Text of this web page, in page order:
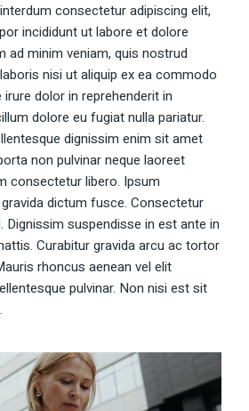
consectetur adipiscing elit,
incididunt ut labore et dolore
ad minim veniam, quis nostrud
nisi ut aliquip ex ea commodo
dolor in reprehenderit in
dolore eu fugiat nulla pariatur.
dignissim enim sit amet
non pulvinar neque laoreet
consectetur libero. Ipsum
dictum fusce. Consectetur
Dignissim suspendisse in est ante in
Curabitur gravida arcu ac tortor
rhoncus aenean vel elit
pulvinar. Non nisi est sit